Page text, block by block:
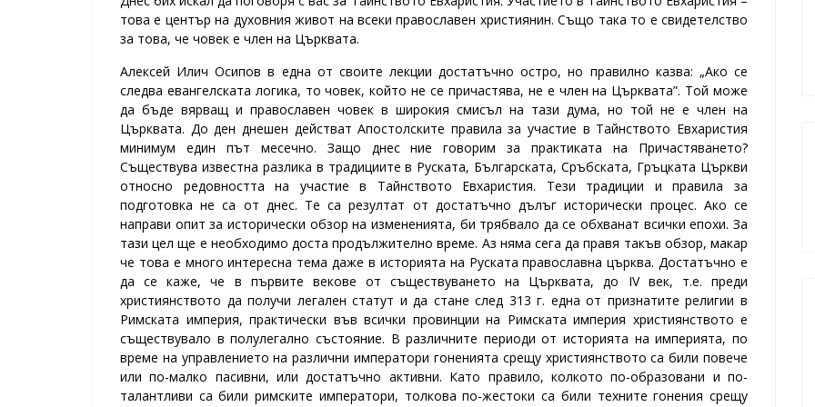
това е център на духовния живот на всеки православен християнин. Също така то е свидетелство
за това, че човек е член на Църквата.
Алексей Илич Осипов в една от своите лекции достатъчно остро, но правилно казва: „Ако се
следва евангелската логика, то човек, който не се причастява, не е член на Църквата”. Той може
да бъде вярващ и православен човек в широкия смисъл на тази дума, но той не е член на
Църквата. До ден днешен действат Апостолските правила за участие в Тайнството Евхаристия
минимум един път месечно.
Защо днес ние говорим за практиката на Причастяването?
Съществува известна разлика в традициите в Руската, Българската, Сръбската, Гръцката Църкви
относно редовността на участие в Тайнството Евхаристия. Тези традиции и правила за
подготовка не са от днес. Те са резултат от достатъчно дълъг исторически процес. Ако се
направи опит за исторически обзор на измененията, би трябвало да се обхванат всички епохи. За
тази цел ще е необходимо доста продължително време. Аз няма сега да правя такъв обзор, макар
че това е много интересна тема даже в историята на Руската православна църква. Достатъчно е
да се каже, че в първите векове от съществуването на Църквата, до ІV век, т.е. преди
християнството да получи легален статут и да стане след 313 г. една от признатите религии в
Римската империя, практически във всички провинции на Римската империя християнството е
съществувало в полулегално състояние. В различните периоди от историята на империята, по
време на управлението на различни императори гоненията срещу християнството са били повече
или по-малко пасивни, или достатъчно активни. Като правило, колкото по-образовани и по-
талантливи са били римските императори, толкова по-жестоки са били техните гонения срещу